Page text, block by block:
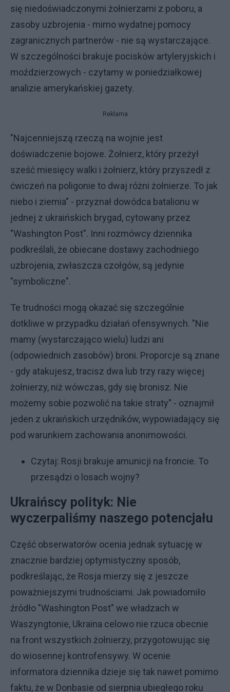
się niedoświadczonymi żołnierzami z poboru, a
zasoby uzbrojenia - mimo wydatnej pomocy
zagranicznych partnerów - nie są wystarczające.
W szczególności brakuje pocisków artyleryjskich i
moździerzowych - czytamy w poniedziałkowej
analizie amerykańskiej gazety.
Reklama
"Najcenniejszą rzeczą na wojnie jest
doświadczenie bojowe. Żołnierz, który przeżył
sześć miesięcy walki i żołnierz, który przyszedł z
ćwiczeń na poligonie to dwaj różni żołnierze. To jak
niebo i ziemia" - przyznał dowódca batalionu w
jednej z ukraińskich brygad, cytowany przez
"Washington Post". Inni rozmówcy dziennika
podkreślali, że obiecane dostawy zachodniego
uzbrojenia, zwłaszcza czołgów, są jedynie
"symboliczne".
Te trudności mogą okazać się szczególnie
dotkliwe w przypadku działań ofensywnych. "Nie
mamy (wystarczająco wielu) ludzi ani
(odpowiednich zasobów) broni. Proporcje są znane
- gdy atakujesz, tracisz dwa lub trzy razy więcej
żołnierzy, niż wówczas, gdy się bronisz. Nie
możemy sobie pozwolić na takie straty" - oznajmił
jeden z ukraińskich urzędników, wypowiadający się
pod warunkiem zachowania anonimowości.
Czytaj: Rosji brakuje amunicji na froncie. To
przesądzi o losach wojny?
Ukraińscy polityk: Nie
wyczerpaliśmy naszego potencjału
Część obserwatorów ocenia jednak sytuację w
znacznie bardziej optymistyczny sposób,
podkreślając, że Rosja mierzy się z jeszcze
poważniejszymi trudnościami. Jak powiadomiło
źródło "Washington Post" we władzach w
Waszyngtonie, Ukraina celowo nie rzuca obecnie
na front wszystkich żołnierzy, przygotowując się
do wiosennej kontrofensywy. W ocenie
informatora dziennika dzieje się tak nawet pomimo
faktu, że w Donbasie od sierpnia ubiegłego roku